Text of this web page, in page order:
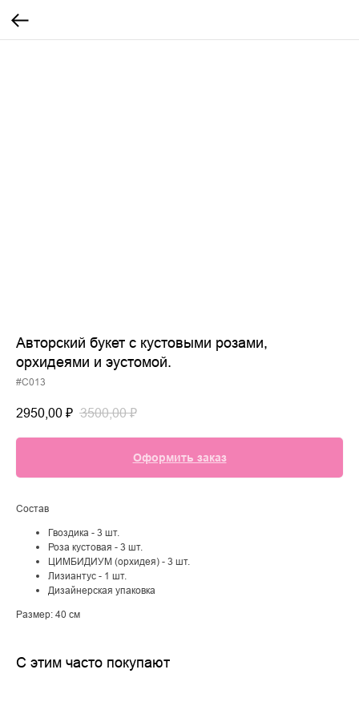
Авторский букет с кустовыми розами,
орхидеями и эустомой.
#C013
2950,00 ₽ 3500,00 ₽
Оформить заказ
Состав
Гвоздика - 3 шт.
Роза кустовая - 3 шт.
ЦИМБИДИУМ (орхидея) - 3 шт.
Лизиантус - 1 шт.
Дизайнерская упаковка
Размер: 40 см
С этим часто покупают